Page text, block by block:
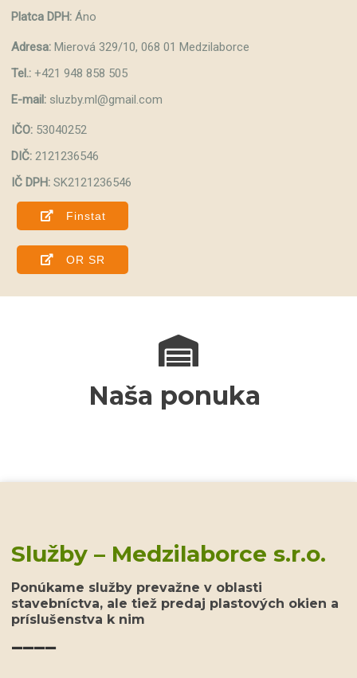
Platca DPH: Áno
Adresa: Mierová 329/10, 068 01 Medzilaborce
Tel.: +421 948 858 505
E-mail: sluzby.ml@gmail.com
IČO: 53040252
DIČ: 2121236546
IČ DPH: SK2121236546
Finstat
OR SR
Naša ponuka
Služby – Medzilaborce s.r.o.
Ponúkame služby prevažne v oblasti
stavebníctva, ale tiež predaj plastových okien a
príslušenstva k nim
____